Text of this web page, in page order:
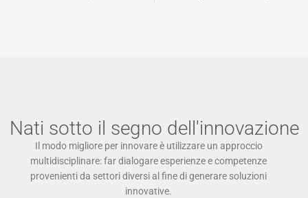
Nati sotto il segno dell'innovazione
Il modo migliore per innovare è utilizzare un approccio
multidisciplinare: far dialogare esperienze e competenze
provenienti da settori diversi al fine di generare soluzioni
innovative.